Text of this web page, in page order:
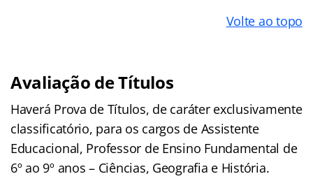
Volte ao topo
Avaliação de Títulos
Haverá Prova de Títulos, de caráter exclusivamente
classificatório, para os cargos de Assistente
Educacional, Professor de Ensino Fundamental de
6º ao 9º anos – Ciências, Geografia e História.